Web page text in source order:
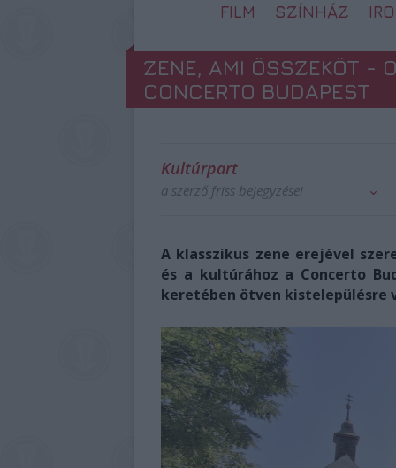
FILM SZÍNHÁZ
ZENE, AMI ÖSSZEKÖT -
CONCERTO BUDAPEST
Kultúrpart
a szerző friss bejegyzései
A klasszikus zene erejével
és a kultúrához a Concerto
keretében ötven kistelepülésre